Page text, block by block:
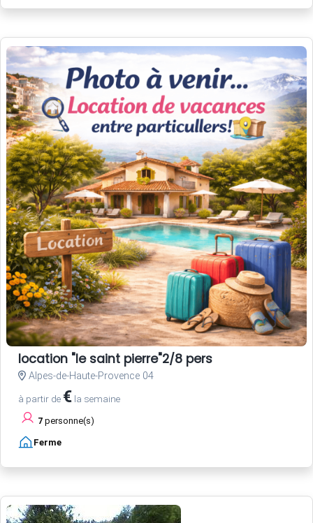
location "le saint pierre"2/8 pers
Alpes-de-Haute-Provence 04
à partir de € la semaine
7 personne(s)
Ferme